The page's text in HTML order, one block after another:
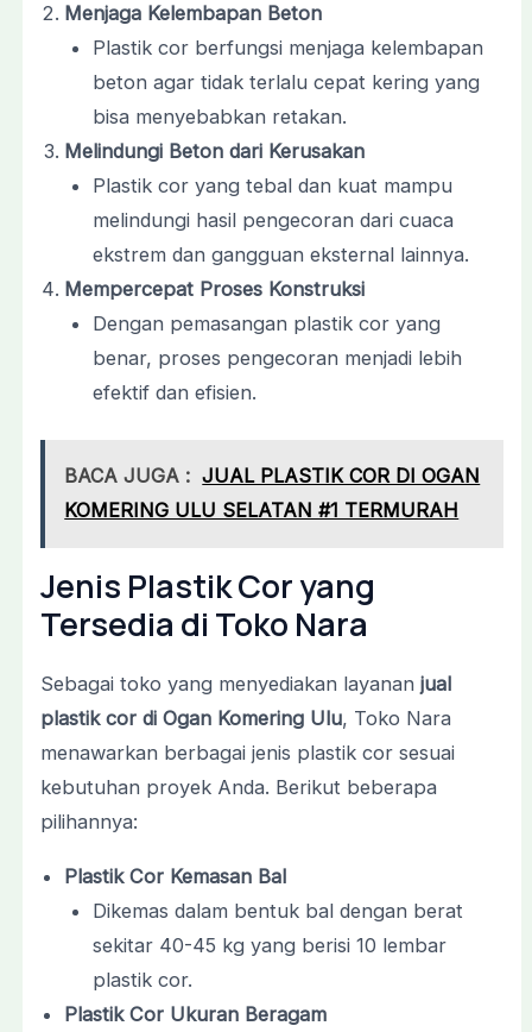
Menjaga Kelembapan Beton
Plastik cor berfungsi menjaga kelembapan
beton agar tidak terlalu cepat kering yang
bisa menyebabkan retakan.
Melindungi Beton dari Kerusakan
Plastik cor yang tebal dan kuat mampu
melindungi hasil pengecoran dari cuaca
ekstrem dan gangguan eksternal lainnya.
Mempercepat Proses Konstruksi
Dengan pemasangan plastik cor yang
benar, proses pengecoran menjadi lebih
efektif dan efisien.
BACA JUGA : JUAL PLASTIK COR DI OGAN
KOMERING ULU SELATAN #1 TERMURAH
Jenis Plastik Cor yang
Tersedia di Toko Nara
Sebagai toko yang menyediakan layanan jual
plastik cor di Ogan Komering Ulu, Toko Nara
menawarkan berbagai jenis plastik cor sesuai
kebutuhan proyek Anda. Berikut beberapa
pilihannya:
Plastik Cor Kemasan Bal
Dikemas dalam bentuk bal dengan berat
sekitar 40-45 kg yang berisi 10 lembar
plastik cor.
Plastik Cor Ukuran Beragam